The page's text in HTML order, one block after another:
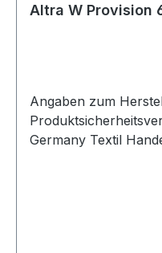
Altra W Provision
Angaben zum
Germany Textil